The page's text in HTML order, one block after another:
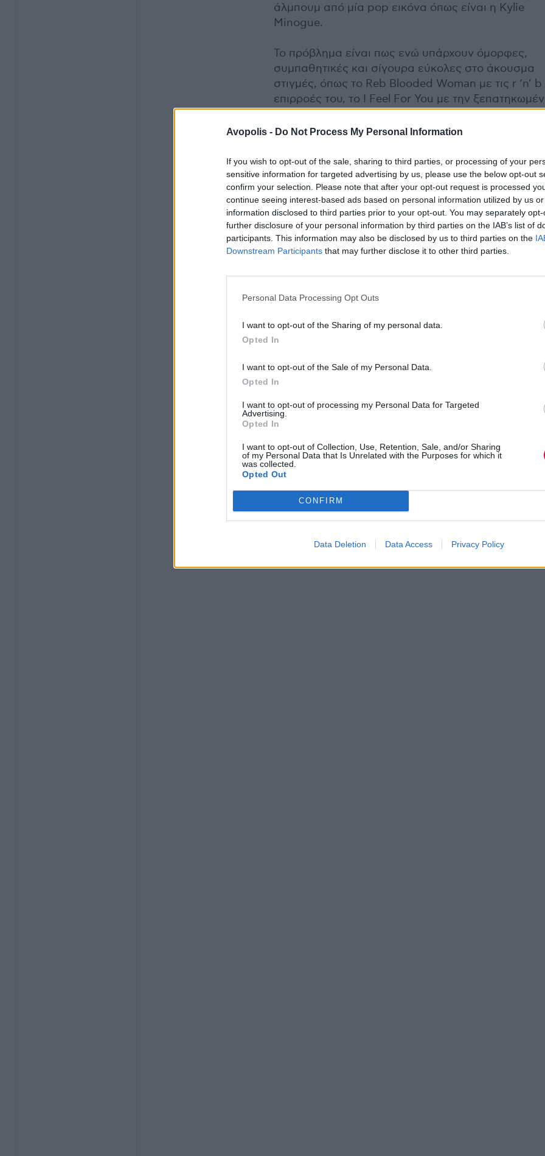
Avopolis - Do Not Process My Personal Information
If you wish to opt-out of the sale, sharing to third parties, or processing of your
sensitive information for targeted advertising by us, please use the below opt-out
confirm your selection. Please note that after your opt-out request is processed
continue seeing interest-based ads based on personal information utilized by us
information disclosed to third parties prior to your opt-out. You may separately
further disclosure of your personal information by third parties on the IAB’s list of
participants. This information may also be disclosed by us to third parties on the
Downstream Participants that may further disclose it to other third parties.
Personal Data Processing Opt Outs
I want to opt-out of the Sharing of my personal data.
Opted In
I want to opt-out of the Sale of my Personal Data.
Opted In
I want to opt-out of processing my Personal Data for Targeted
Advertising.
Opted In
I want to opt-out of Collection, Use, Retention, Sale, and/or Sharing
of my Personal Data that Is Unrelated with the Purposes for which it
was collected.
Opted Out
CONFIRM
Data Deletion Data Access Privacy Policy
άλμπουμ από μία pop εικόνα όπως είναι η Kylie
Minogue.
Το πρόβλημα είναι πως ενώ υπάρχουν όμορφες,
συμπαθητικές και σίγουρα εύκολες στο άκουσμα
στιγμές, όπως το Reb Blooded Woman με τις r ‘n’ b
επιρροές του, το I Feel For You με την
από Basement Jaxx ρυθμολογία του, αλλά και το
Chocolate, με την μελωδική του υφή και την
πως θα σηκώσουν το βάρος ενός ολόκληρου
και μάλιστα τόσο «σημαντικού» για την ποπ
Είναι τραγούδια που στους δύο προηγούμενους
της θα έμπαιναν σαν γεμίσματα, στα 5-6 singles
έβγαιναν κάθε φορά.
Ίσως να κάνω λάθος και το Body Language να μην
όμορφες συνθέσεις και να περάσει και από την
δεν είναι ο δίσκος που θα περιμέναμε, σύμφωνα
υψηλά standards που η ίδια είχε θέσει με τις
Previous Article